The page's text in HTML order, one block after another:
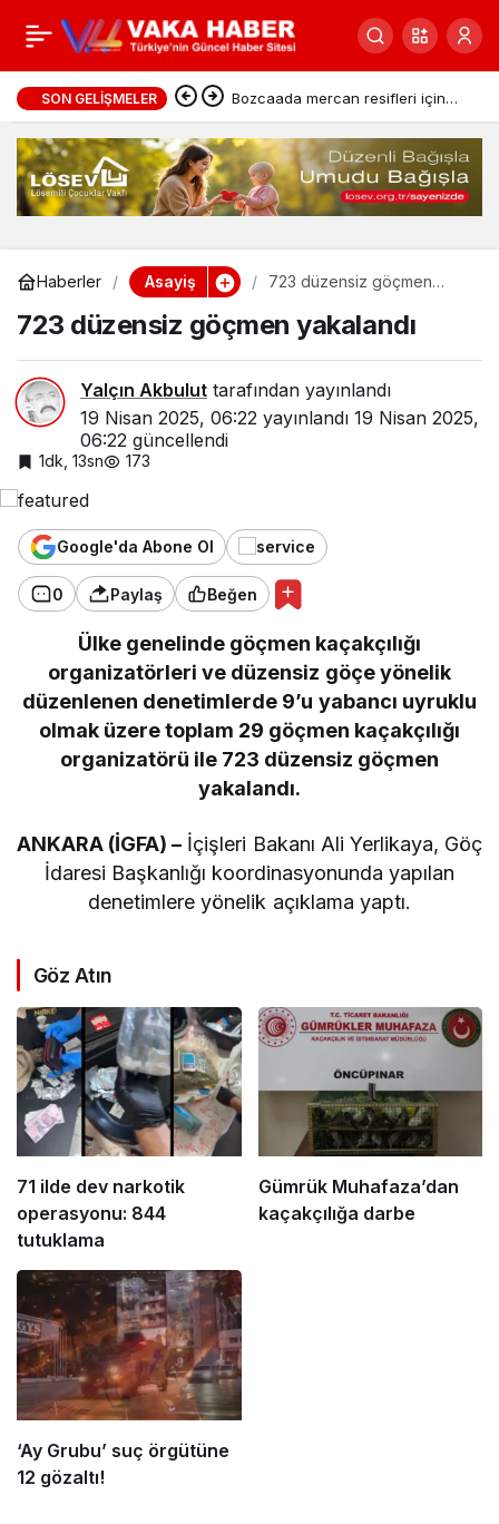
SON GELIŞMELER Bozcaada mercan resifleri için
koruma seferberliği
Haberler Asayiş
723 düzensiz göçmen
723 düzensiz göçmen yakalandı
Yalçın Akbulut tarafından yayınlandı
19 Nisan 2025, 06:22 yayınlandı 19 Nisan 2025,
06:22 güncellendi
1dk, 13sn 173
Google'da Abone Ol
0 Paylaş Beğen
Ülke genelinde göçmen kaçakçılığı
organizatörleri ve düzensiz göçe yönelik
düzenlenen denetimlerde 9’u yabancı uyruklu
olmak üzere toplam 29 göçmen kaçakçılığı
organizatörü ile 723 düzensiz göçmen
yakalandı.
ANKARA (İGFA) – İçişleri Bakanı Ali Yerlikaya, Göç
İdaresi Başkanlığı koordinasyonunda yapılan
denetimlere yönelik açıklama yaptı.
Göz Atın
71 ilde dev narkotik
operasyonu: 844
tutuklama
Gümrük Muhafaza’dan
kaçakçılığa darbe
‘Ay Grubu’ suç örgütüne
12 gözaltı!
4 il merkezli 6 ayrı
organize suç örgütüne
158 gözaltı!
0 Paylaş